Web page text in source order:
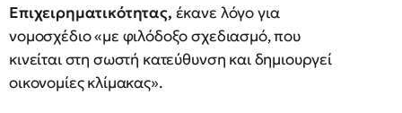
Επιχειρηματικότητας, έκανε λόγο για
νομοσχέδιο «με φιλόδοξο σχεδιασμό, που
κινείται στη σωστή κατεύθυνση και δημιουργεί
οικονομίες κλίμακας».